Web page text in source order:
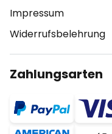
Impressum
Widerrufsbelehrung
Zahlungsarten